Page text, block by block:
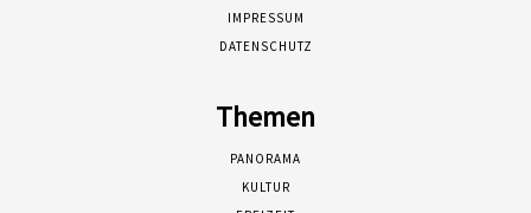
IMPRESSUM
DATENSCHUTZ
Themen
PANORAMA
KULTUR